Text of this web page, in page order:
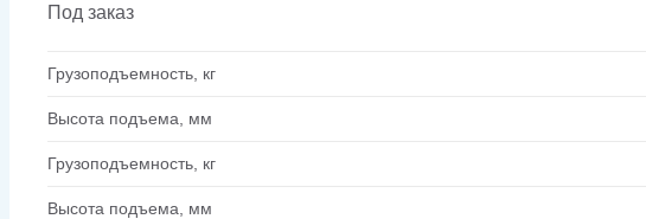
Под заказ
Грузоподъемность, кг
Высота подъема, мм
Грузоподъемность, кг
Высота подъема, мм